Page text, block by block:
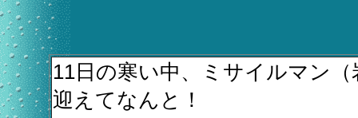
11日の寒い中、ミサイルマン
迎えてなんと！